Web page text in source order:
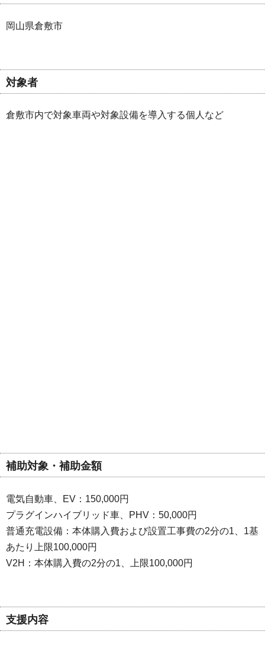
岡山県倉敷市
対象者
倉敷市内で対象車両や対象設備を導入する個人など
補助対象・補助金額
電気自動車、EV：150,000円
プラグインハイブリッド車、PHV：50,000円
普通充電設備：本体購入費および設置工事費の2分の1、1基
あたり上限100,000円
V2H：本体購入費の2分の1、上限100,000円
支援内容